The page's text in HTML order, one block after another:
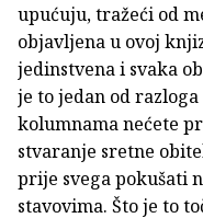
upućuju, tražeći od
objavljena u ovoj
jedinstvena i svaka
je to jedan od
kolumnama nećete
stvaranje sretne
prije svega pokušati
stavovima. Što je to